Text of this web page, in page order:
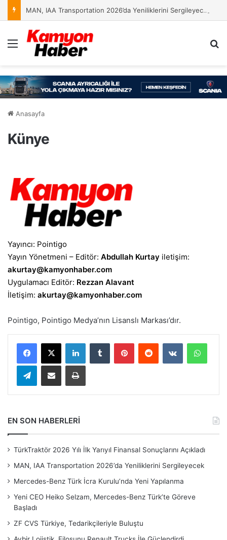
MAN, IAA Transportation 2026’da Yeniliklerini Sergileyecek
Menü
Anasayfa
Künye
Yayıncı: Pointigo
Yayın Yönetmeni – Editör: Abdullah Kurtay iletişim:
akurtay@kamyonhaber.com
Uygulamacı Editör: Rezzan Alavant
İletişim: akurtay@kamyonhaber.com
Pointigo, Pointigo Medya’nın Lisanslı Markası’dır.
LinkedInTumblr PinterestReddit VKontakte
TelegramE-Posta ile paylaş Yazdır
EN SON HABERLERİ
TürkTraktör 2026 Yılı İlk Yarıyıl Finansal Sonuçlarını Açıkladı
MAN, IAA Transportation 2026’da Yeniliklerini Sergileyecek
Mercedes-Benz Türk İcra Kurulu’nda Yeni Yapılanma
Yeni CEO Heiko Selzam, Mercedes-Benz Türk’te Göreve
Başladı
ZF CVS Türkiye, Tedarikçileriyle Buluştu